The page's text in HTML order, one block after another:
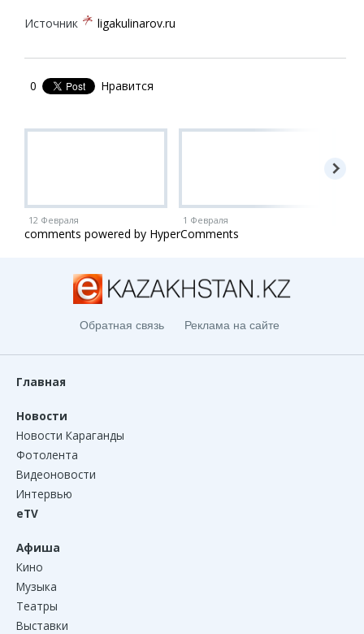
21 22
26
Источник ligakulinarov.ru
0 Нравится
12 Февраля 1 Февраля
comments powered by HyperComments
Обратная связь Реклама на сайте
Главная
Новости
Новости Караганды
Фотолента
Видеоновости
Интервью
eTV
Афиша
Кино
Музыка
Театры
Выставки